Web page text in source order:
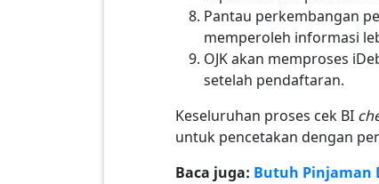
Pantau perkembangan
memperoleh informasi
OJK akan memproses
setelah pendaftaran.
Keseluruhan proses cek BI
untuk pencetakan dengan
Baca juga: Butuh Pinjaman